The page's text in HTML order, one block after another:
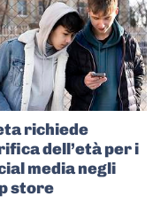
richiede
dell’età per i
media negli
store